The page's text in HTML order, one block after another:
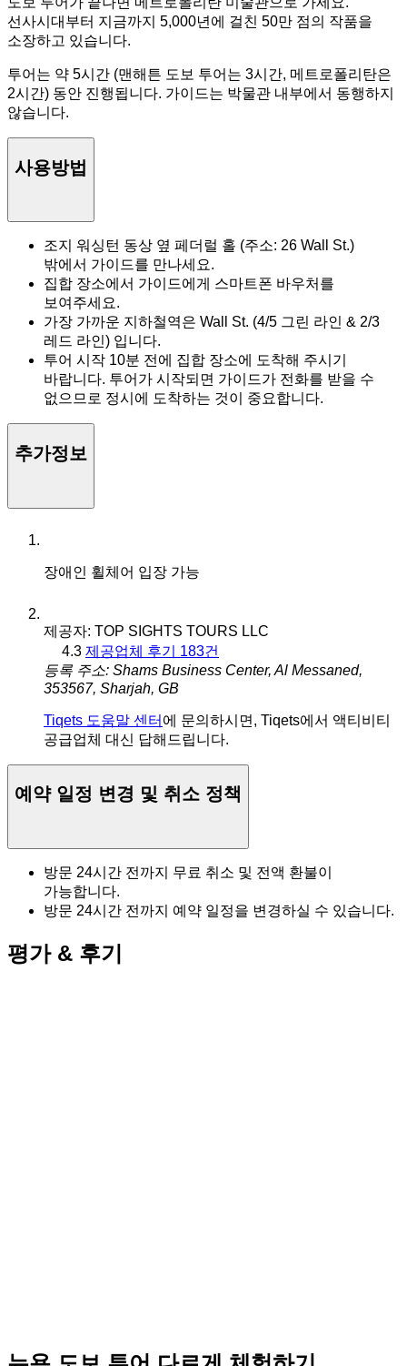
선사시대부터 지금까지 5,000년에 걸친 50만 점의 작품을
소장하고 있습니다.
투어는 약 5시간 (맨해튼 도보 투어는 3시간, 메트로폴리탄은
2시간) 동안 진행됩니다. 가이드는 박물관 내부에서 동행하지
않습니다.
사용방법
조지 워싱턴 동상 옆 페더럴 홀 (주소: 26 Wall St.)
밖에서 가이드를 만나세요.
집합 장소에서 가이드에게 스마트폰 바우처를
보여주세요.
가장 가까운 지하철역은 Wall St. (4/5 그린 라인 & 2/3
레드 라인) 입니다.
투어 시작 10분 전에 집합 장소에 도착해 주시기
바랍니다. 투어가 시작되면 가이드가 전화를 받을 수
없으므로 정시에 도착하는 것이 중요합니다.
추가정보
장애인 휠체어 입장 가능
제공자: TOP SIGHTS TOURS LLC
4.3 제공업체 후기 183건
등록 주소: Shams Business Center, Al Messaned,
353567, Sharjah, GB
Tiqets 도움말 센터 에 문의하시면, Tiqets에서 액티비티
공급업체 대신 답해드립니다.
예약 일정 변경 및 취소 정책
방문 24시간 전까지 무료 취소 및 전액 환불이
가능합니다.
방문 24시간 전까지 예약 일정을 변경하실 수 있습니다.
평가 & 후기